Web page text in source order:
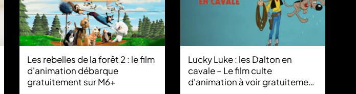
Les rebelles de la forêt 2 : le film
d'animation débarque
gratuitement sur M6+
Lucky Luke : les Dalton en
cavale – Le film culte
d'animation à voir gratuitement